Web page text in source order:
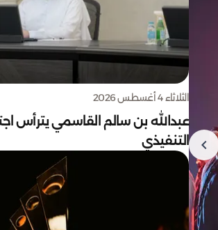
الثلاثاء 4 أغسطس 2026
عبدالله بن سالم القاسمي يترأس
التنفيذي